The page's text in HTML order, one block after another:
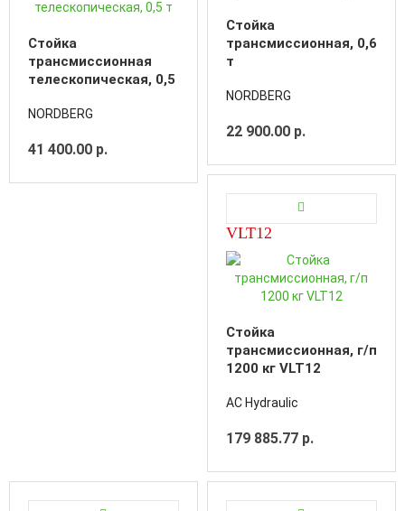
Стойка
трансмиссионная
телескопическая, 0,5
NORDBERG
41 400.00 р.
Стойка
трансмиссионная, 0,6
т
NORDBERG
22 900.00 р.
VLT12
Стойка
трансмиссионная, г/п
1200 кг VLT12
AC Hydraulic
179 885.77 р.